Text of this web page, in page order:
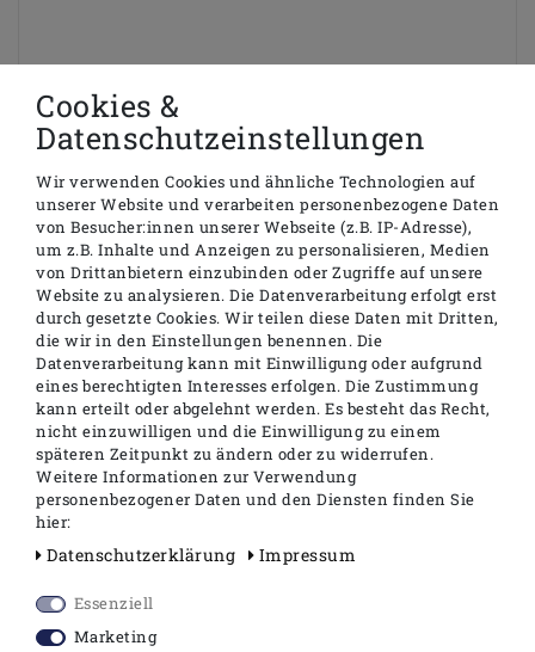
MEPA Wannenfuß Typ WA mit ADS, für
VERWENDUNGSZWECK
Badewannenfuß für den Einbau von
Badewannen aus Acryl
EIGENSCHAFTEN
für Badewannen bis 1800x800 mm
höhenverstellbar von 110 mm bis 190 mm
seitlich versetzbar bis 130 mm
ADS (Anti-Dreh- & Schallschutz-System)
LIEFERUMFANG
2 Traversen
4 höhenverstellbare Schraubfüße
Cookies &
Datenschutzeinstellungen
Wir verwenden Cookies und ähnliche Technologien auf
unserer Website und verarbeiten personenbezogene Daten
von Besucher:innen unserer Webseite (z.B. IP-Adresse),
um z.B. Inhalte und Anzeigen zu personalisieren, Medien
von Drittanbietern einzubinden oder Zugriffe auf unsere
Website zu analysieren. Die Datenverarbeitung erfolgt erst
durch gesetzte Cookies. Wir teilen diese Daten mit Dritten,
die wir in den Einstellungen benennen. Die
Datenverarbeitung kann mit Einwilligung oder aufgrund
eines berechtigten Interesses erfolgen. Die Zustimmung
kann erteilt oder abgelehnt werden. Es besteht das Recht,
nicht einzuwilligen und die Einwilligung zu einem
späteren Zeitpunkt zu ändern oder zu widerrufen.
Weitere Informationen zur Verwendung
personenbezogener Daten und den Diensten finden Sie
hier:
Daten­schutz­erklärung Impressum
Essenziell
Marketing